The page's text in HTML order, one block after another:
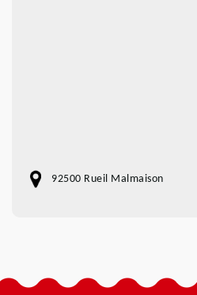
92500 Rueil Malmaison